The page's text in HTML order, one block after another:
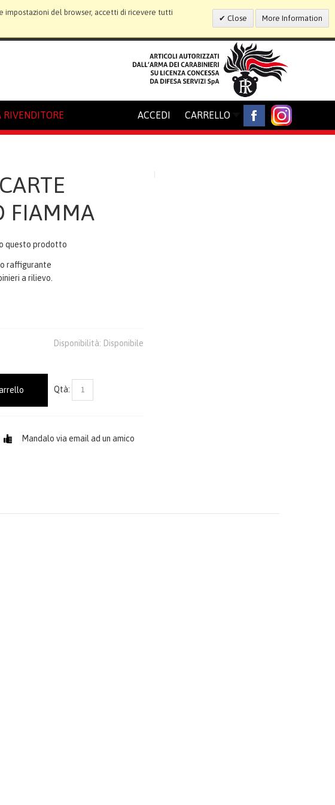
impostazioni del browser, accetti di ricevere tutti
Close More Information
RIVENDITORE CARRELLO
ACCEDI
FIAMMA
questo prodotto
raffigurante
a rilievo.
Disponibilità: Disponibile
Qtà:
Mandalo via email ad un amico